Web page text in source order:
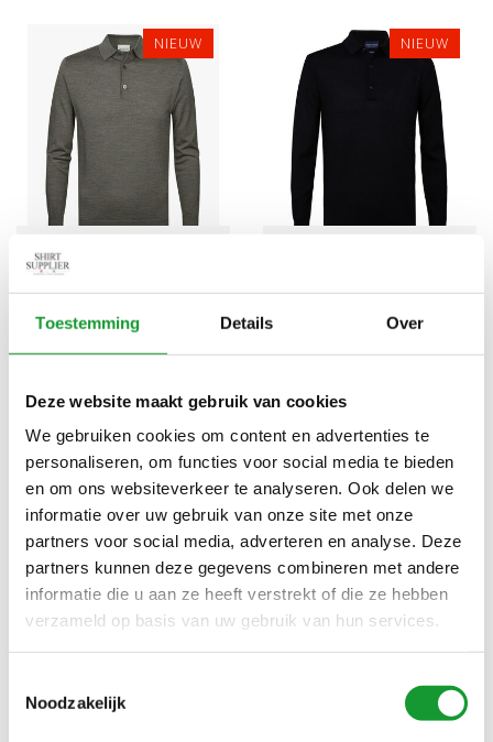
Toestemming Details Over
Deze website maakt gebruik van cookies
We gebruiken cookies om content en advertenties te
personaliseren, om functies voor social media te bieden
en om ons websiteverkeer te analyseren. Ook delen we
informatie over uw gebruik van onze site met onze
partners voor social media, adverteren en analyse. Deze
partners kunnen deze gegevens combineren met andere
informatie die u aan ze heeft verstrekt of die ze hebben
verzameld op basis van uw gebruik van hun services.
Noodzakelijk
NIEUW
LANGE MOUW MID GREEN
MELANGE MERINO WOL
NIEUW
LANGE MOUW ZWART
Bekijk alle3maten
PROFUOMO HEREN POLO